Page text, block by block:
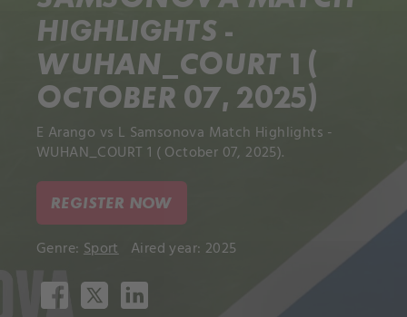
HIGHLIGHTS -
WUHAN_COURT 1 (
OCTOBER 07, 2025)
E Arango vs L Samsonova Match Highlights -
WUHAN_COURT 1 ( October 07, 2025).
REGISTER NOW
Genre: Sport Aired year: 2025